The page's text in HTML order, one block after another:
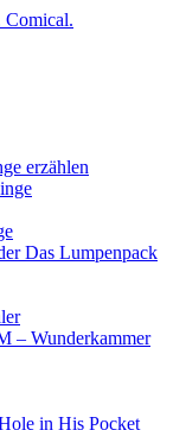
Comical.
erzählen
Das Lumpenpack
– Wunderkammer
in His Pocket